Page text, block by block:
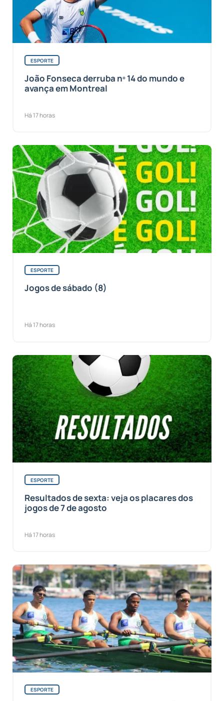
ESPORTE
João Fonseca derruba nº 14 do mundo e
avança em Montreal
Há 17 horas
ESPORTE
Jogos de sábado (8)
Há 17 horas
ESPORTE
Resultados de sexta: veja os placares dos
jogos de 7 de agosto
Há 17 horas
ESPORTE